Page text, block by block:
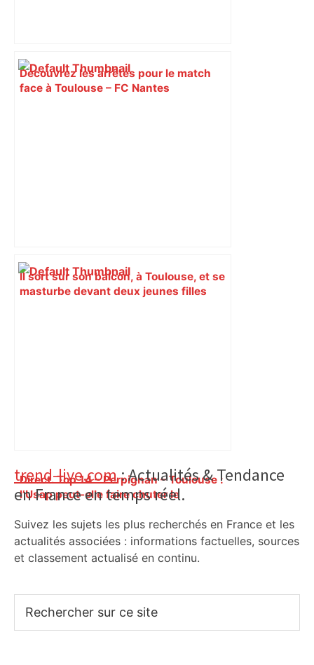
Découvrez les arrêtés pour le match
face à Toulouse – FC Nantes
Il sort sur son balcon, à Toulouse, et se
masturbe devant deux jeunes filles
Direct. Top 14 – Perpignan – Toulouse :
l’Usap peut-elle faire chuter le
Primary
Sidebar
trend-live.com: Actualités & Tendance
en France en temps réel.
Suivez les sujets les plus recherchés en France et les
actualités associées : informations factuelles, sources
et classement actualisé en continu.
sur